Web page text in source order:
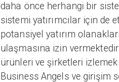
daha önce herhangi bir
sistemi yatırımcılar için de
potansiyel yatırım
ulaşmasına izin
ürünleri ve şirketleri izlemek
Business Angels ve girişim